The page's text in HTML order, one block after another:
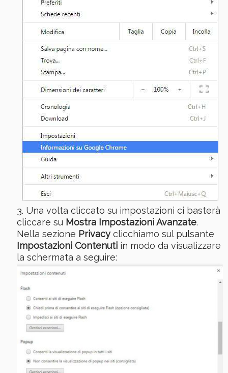
Una volta cliccato su impostazioni ci basterà
cliccare su Mostra Impostazioni Avanzate.
Nella sezione Privacyclicchiamo sul pulsante
Impostazioni Contenutiin modo da visualizzare
la schermata a seguire: